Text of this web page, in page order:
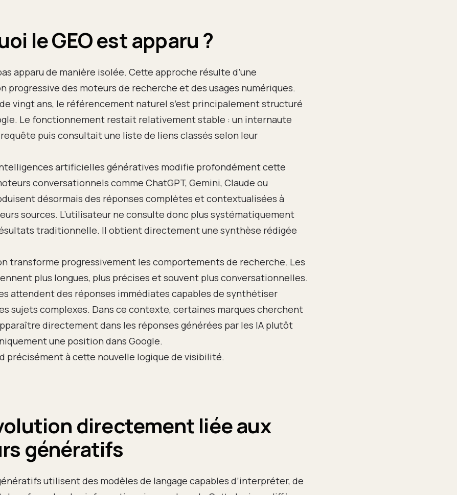
le GEO est apparu ?
apparu de manière isolée. Cette approche résulte d’une
progressive des moteurs de recherche et des usages numériques.
vingt ans, le référencement naturel s’est principalement structuré
Le fonctionnement restait relativement stable : un internaute
puis consultait une liste de liens classés selon leur
artificielles génératives modifie profondément cette
conversationnels comme ChatGPT, Gemini, Claude ou
désormais des réponses complètes et contextualisées à
sources. L’utilisateur ne consulte donc plus systématiquement
traditionnelle. Il obtient directement une synthèse rédigée
transforme progressivement les comportements de recherche. Les
plus longues, plus précises et souvent plus conversationnelles.
attendent des réponses immédiates capables de synthétiser
sujets complexes. Dans ce contexte, certaines marques cherchent
directement dans les réponses générées par les IA plutôt
une position dans Google.
précisément à cette nouvelle logique de visibilité.
directement liée aux
génératifs
utilisent des modèles de langage capables d’interpréter, de